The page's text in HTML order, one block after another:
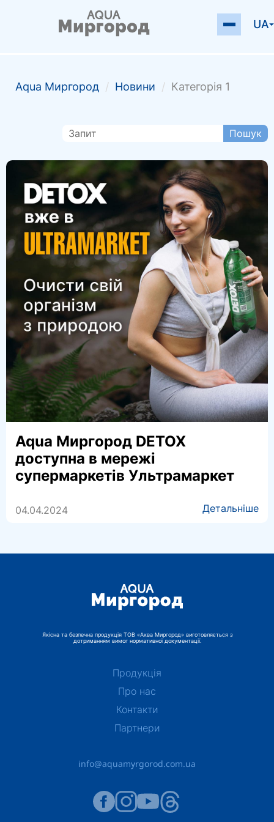
UA
Аqua Миргород / Новини / Категорія 1
Aqua Миргород DETOX
доступна в мережі
супермаркетів Ультрамаркет
04.04.2024 Детальніше
Продукція
Про нас
Контакти
Партнери
Якісна та безпечна продукція ТОВ «Аква Миргород» виготовляється з
дотриманням вимог нормативної документації.
info@aquamyrgorod.com.ua